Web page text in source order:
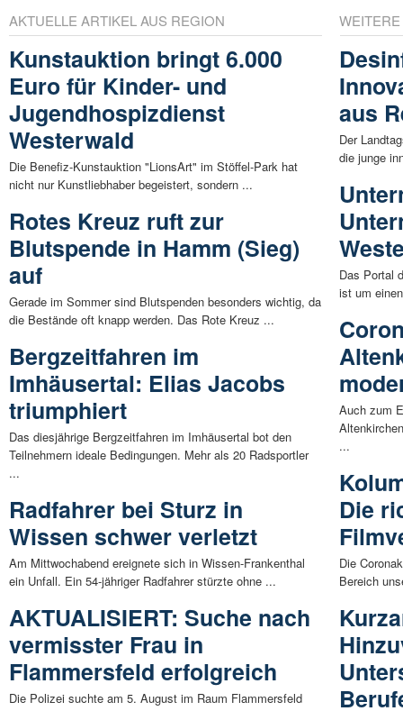
AKTUELLE ARTIKEL AUS REGION
Kunstauktion bringt 6.000
Euro für Kinder- und
Jugendhospizdienst
Westerwald
Die Benefiz-Kunstauktion "LionsArt" im Stöffel-Park hat
nicht nur Kunstliebhaber begeistert, sondern ...
Rotes Kreuz ruft zur
Blutspende in Hamm (Sieg)
auf
Gerade im Sommer sind Blutspenden besonders wichtig, da
die Bestände oft knapp werden. Das Rote Kreuz ...
Bergzeitfahren im
Imhäusertal: Elias Jacobs
triumphiert
Das diesjährige Bergzeitfahren im Imhäusertal bot den
Teilnehmern ideale Bedingungen. Mehr als 20 Radsportler
...
Radfahrer bei Sturz in
Wissen schwer verletzt
Am Mittwochabend ereignete sich in Wissen-Frankenthal
ein Unfall. Ein 54-jähriger Radfahrer stürzte ohne ...
AKTUALISIERT: Suche nach
vermisster Frau in
Flammersfeld erfolgreich
Die Polizei suchte am 5. August im Raum Flammersfeld
aus
Der
die junge
Das Portal
ist um
Auch zum
...
Die
Die
Bereich